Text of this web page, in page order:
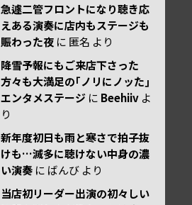
急遽二管フロントになり聴き応
えある演奏に店内もステージも
賑わった夜 に 匿名 より
降雪予報にもご来店下さった
方々も大満足の｢ノリにノッた｣
エンタメステージ に Beehiiv よ
り
新年度初日も雨と寒さで拍子抜
けも…滅多に聴けない中身の濃
い演奏 に ばんび より
当店初リーダー出演の初々しい